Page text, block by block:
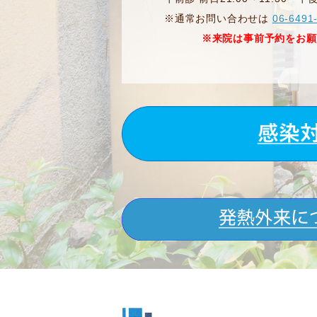
※通常お問い合わせは 06-
※来院は事前予約をお